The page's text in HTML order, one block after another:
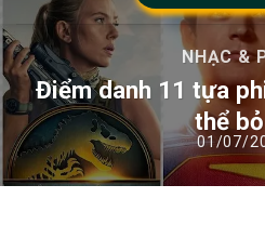
NHẠC &
Điểm danh 11 tựa
thể